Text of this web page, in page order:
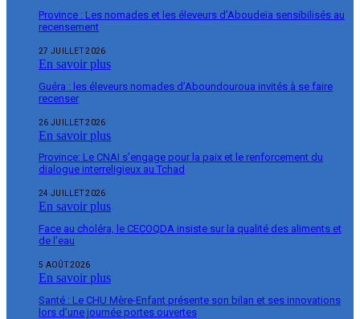
Province : Les nomades et les éleveurs d’Aboudeïa sensibilisés au
recensement
27 JUILLET 2026
En savoir plus
Guéra : les éleveurs nomades d’Aboundouroua invités à se faire
recenser
26 JUILLET 2026
En savoir plus
Province: Le CNAI s’engage pour la paix et le renforcement du
dialogue interreligieux au Tchad
24 JUILLET 2026
En savoir plus
Face au choléra, le CECOQDA insiste sur la qualité des aliments et
de l’eau
5 AOÛT 2026
En savoir plus
Santé : Le CHU Mère-Enfant présente son bilan et ses innovations
lors d’une journée portes ouvertes